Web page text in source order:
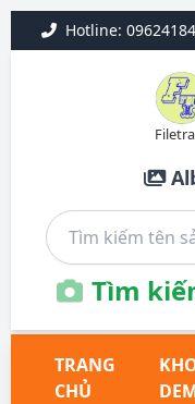
Hotline:
Tìm
TRANG
CHỦ